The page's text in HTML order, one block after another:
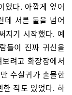
었다. 아깝게 엎어
데 서른 둘을 넘어
지기 시작했다. 예
들이 진짜 귀신을
려고 화장장에서
수살귀가 출몰한
한 적도 있었다. 하